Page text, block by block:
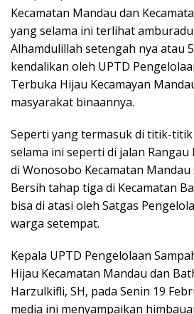
Kecamatan Mandau dan
yang selama ini terlihat
Alhamdulillah setengah nya atau
kendalikan oleh UPTD
Terbuka Hijau Kecamayan
masyarakat binaannya.
Seperti yang termasuk di titik-
selama ini seperti di jalan Rangau
di Wonosobo Kecamatan Mandau
Bersih tahap tiga di Kecamatan
bisa di atasi oleh Satgas
warga setempat.
Kepala UPTD Pengelolaan
Hijau Kecamatan Mandau dan
Harzulkifli, SH, pada Senin 19
media ini menyampaikan